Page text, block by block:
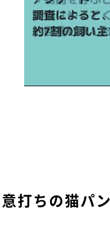
打ちの猫パ